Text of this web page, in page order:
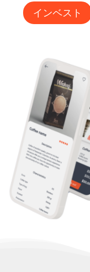
インベスト